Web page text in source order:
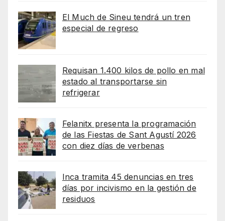
El Much de Sineu tendrá un tren
especial de regreso
Requisan 1.400 kilos de pollo en mal
estado al transportarse sin
refrigerar
Felanitx presenta la programación
de las Fiestas de Sant Agustí 2026
con diez días de verbenas
Inca tramita 45 denuncias en tres
días por incivismo en la gestión de
residuos